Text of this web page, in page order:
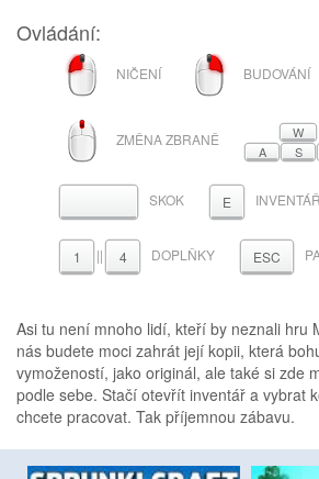
Ovládání:
LEVÉ
TLAČÍTKO
MYŠI
NIČENÍ
PRAVÉ
TLAČÍTKO
MYŠI
BUDOVÁNÍ
ROLOVACÍ
KOLEČKOZMĚNA ZBRANĚ
W
A
S
MEZERNÍKSKOK E INVENTÁŘ
1 || 4 DOPLŇKY ESC
Asi tu není mnoho lidí, kteří by neznali hru
nás budete moci zahrát její kopii, která
vymožeností, jako originál, ale také si zde
podle sebe. Stačí otevřít inventář a vybrat
chcete pracovat. Tak příjemnou zábavu.